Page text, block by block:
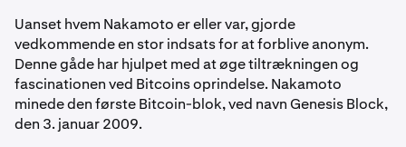
Uanset hvem Nakamoto er eller var, gjorde
vedkommende en stor indsats for at forblive anonym.
Denne gåde har hjulpet med at øge tiltrækningen og
fascinationen ved Bitcoins oprindelse. Nakamoto
minede den første Bitcoin-blok, ved navn Genesis Block,
den 3. januar 2009.